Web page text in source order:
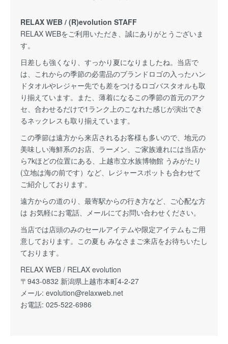
RELAX WEB / (R)evolution STAFF
RELAX WEBをご利用いただき、誠にありがとうございま
す。
日差しも強くなり、すっかり夏になりましたね。当店で
は、これからの季節の必需品のブランドロゴの入ったハン
ドタオルやレジャー先でも差をつけるロゴバスタオルも取
り揃えています。また、薄着になるこの季節の首元のアク
セ、合わせるだけで1ランク上のこなれた感じが演出でき
るネックレスも取り揃えています。
この季節は遠方から来店されるお客様も多いので、地元の
美味しい海鮮系のお店、ラーメン、ご家族連れには当店か
ら7kほどの位置にある、上越市立水族博物館 うみがたり
(立地は海の前です）など、レジャースポットも合わせて
ご紹介しております。
遠方からの道のり、最寄駅からの行き方など、ご心配な方
は お気軽にお電話、メールにてお問い合わせください。
当店では店頭のみのセールアイテムや限定アイテムもご用
意しております。この夏も みなさまご来店をお待ちいたし
ております。
RELAX WEB / RELAX evolution
〒943-0832 新潟県上越市本町4-2-27
メール: evolution@relaxweb.net
お電話: 025-522-6986